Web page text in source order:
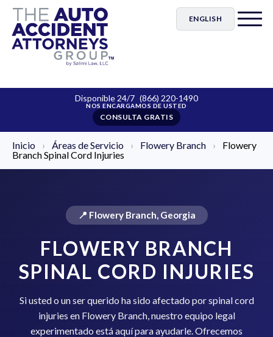
ENGLISH
Disponible 24/7 (866) 220-1490
CONSULTA GRATIS
Inicio › Áreas de Servicio › Flowery Branch ›
Flowery
Branch Spinal Cord Injuries
📍 Flowery Branch, Georgia
FLOWERY BRANCH
SPINAL CORD INJURIES
Si usted o un ser querido ha sido afectado por spinal cord
injuries en Flowery Branch, nuestro equipo legal
experimentado está aquí para ayudarle. Ofrecemos